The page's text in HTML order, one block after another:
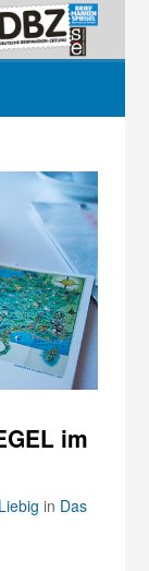
im
in Das